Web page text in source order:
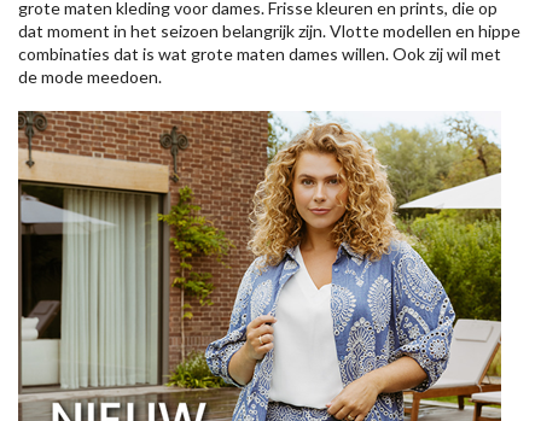
grote maten kleding voor dames. Frisse kleuren en prints, die op
dat moment in het seizoen belangrijk zijn. Vlotte modellen en hippe
combinaties dat is wat grote maten dames willen. Ook zij wil met
de mode meedoen.